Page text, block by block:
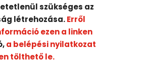
szükséges az
létrehozása.Erről
ezen a linken
a belépési nyilatkozat
tölthető le.